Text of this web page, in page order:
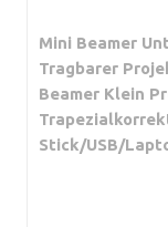
Mini Beamer
Tragbarer
Beamer Klein
Stick/USB/